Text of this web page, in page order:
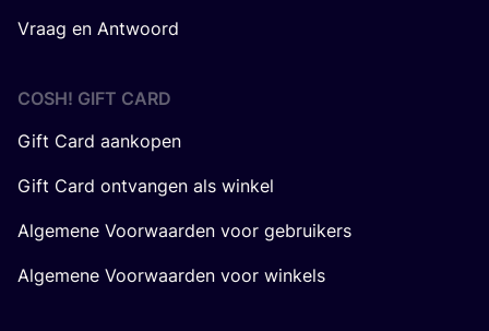
Vraag en Antwoord
COSH! GIFT CARD
Gift Card aankopen
Gift Card ontvangen als winkel
Algemene Voorwaarden voor gebruikers
Algemene Voorwaarden voor winkels